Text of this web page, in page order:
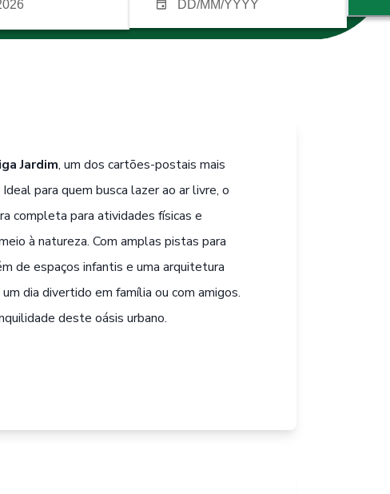
Jardim, um dos cartões-postais mais
para quem busca lazer ao ar livre, o
completa para atividades físicas e
à natureza. Com amplas pistas para
de espaços infantis e uma arquitetura
dia divertido em família ou com amigos.
deste oásis urbano.